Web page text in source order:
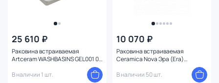
25 610 ₽
Раковина встраиваемая
Artceram WASHBASINS GEL001 01
В наличии 1 шт.
10 070 ₽
Раковина встраиваемая
Ceramica Nova Эра (Era)
52.5x34.5x17.5 см CN15004 белая
В наличии 50 шт.